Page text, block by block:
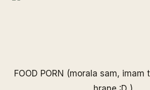
FOOD PORN (morala sam, imam